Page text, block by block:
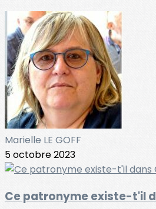
Marielle LE GOFF
5 octobre 2023
Ce patronyme existe-t'il